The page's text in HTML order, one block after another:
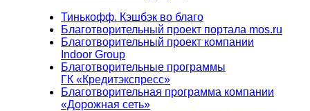
Тинькофф. Кэшбэк во благо
Благотворительный проект портала mos.ru
Благотворительный проект компании
Indoor Group
Благотворительные программы
ГК «Кредитэкспресс»
Благотворительная программа компании
«Дорожная сеть»